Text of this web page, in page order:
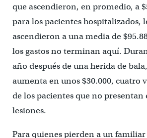
que ascendieron, en promedio, a
para los pacientes hospitalizados,
ascendieron a una media de
los gastos no terminan aquí.
año después de una herida de
aumenta en unos $30.000, cuatro
de los pacientes que no presentan
lesiones.
Para quienes pierden a un